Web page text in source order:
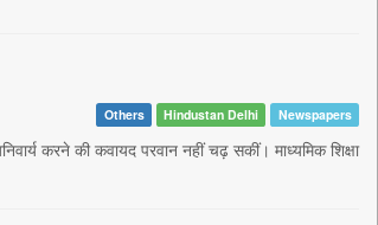
Others Hindustan Delhi Newspapers
करने की कवायद परवान नहीं चढ़ सकीं। माध्यमिक शिक्षा